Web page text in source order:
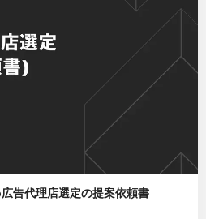
告代理店選定の提案依頼書